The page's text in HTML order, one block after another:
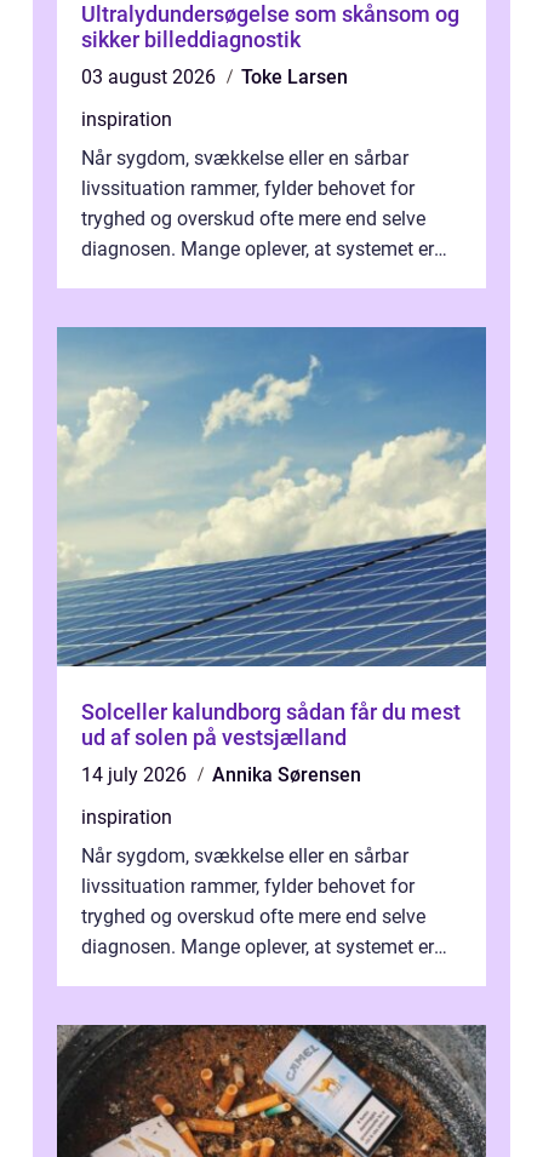
Ultralydundersøgelse som skånsom og
sikker billeddiagnostik
03 august 2026
Toke Larsen
inspiration
Når sygdom, svækkelse eller en sårbar
livssituation rammer, fylder behovet for
tryghed og overskud ofte mere end selve
diagnosen. Mange oplever, at systemet er
Solceller kalundborg sådan får du mest
ud af solen på vestsjælland
14 july 2026
Annika Sørensen
inspiration
Når sygdom, svækkelse eller en sårbar
livssituation rammer, fylder behovet for
tryghed og overskud ofte mere end selve
diagnosen. Mange oplever, at systemet er